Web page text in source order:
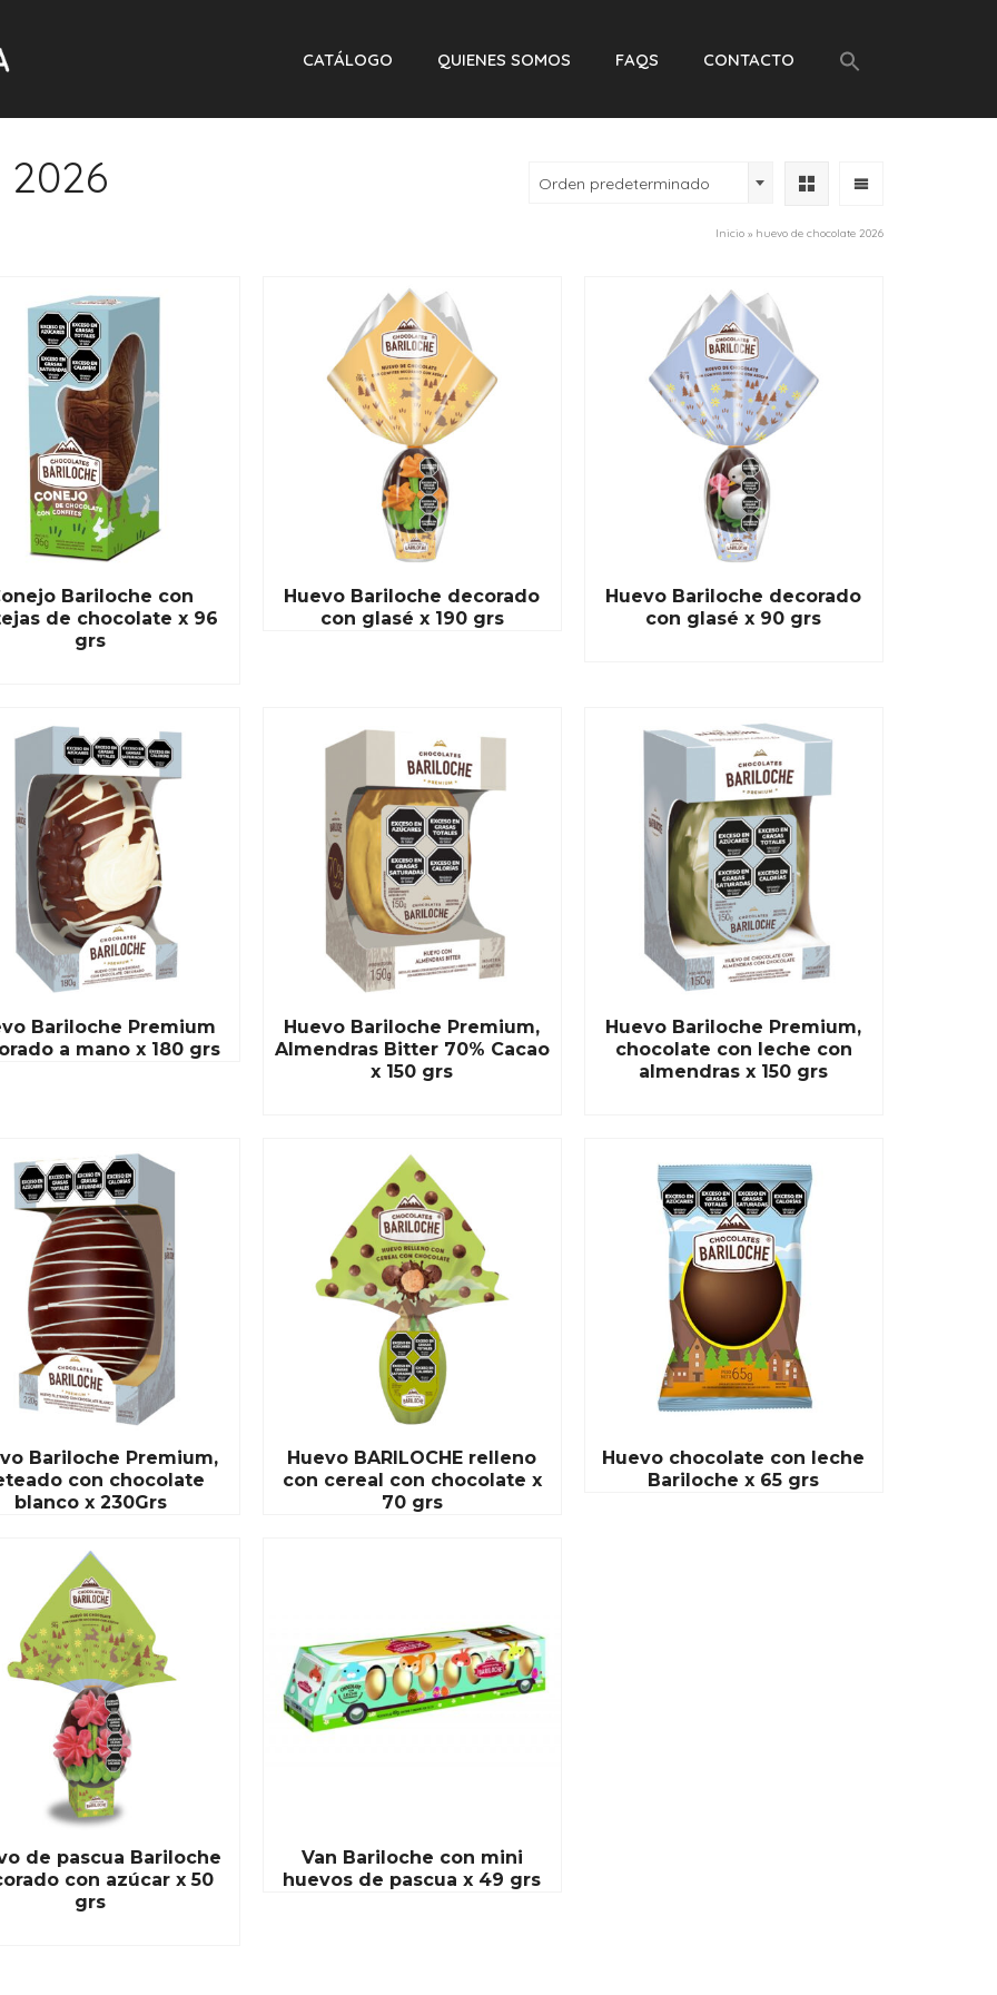
CATÁLOGO QUIENES SOMOS FAQS CONTACTO
Orden predeterminado
Inicio » huevo de chocolate 2026
Bariloche con
de chocolate x 96
grs
Huevo Bariloche decorado
con glasé x 190 grs
Huevo Bariloche decorado
con glasé x 90 grs
Bariloche Premium
a mano x 180 grs
Huevo Bariloche Premium,
Almendras Bitter 70% Cacao
x 150 grs
Huevo Bariloche Premium,
chocolate con leche con
almendras x 150 grs
Bariloche Premium,
con chocolate
blanco x 230Grs
Huevo BARILOCHE relleno
con cereal con chocolate x
70 grs
Huevo chocolate con leche
Bariloche x 65 grs
de pascua Bariloche
con azúcar x 50
grs
Van Bariloche con mini
huevos de pascua x 49 grs